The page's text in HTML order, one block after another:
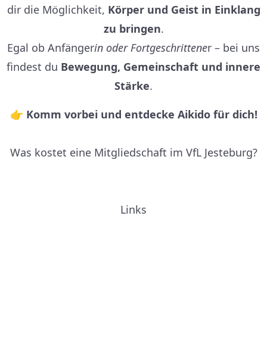
dir die Möglichkeit, Körper und Geist in Einklang
zu bringen.
Egal ob Anfängerin oder Fortgeschrittener – bei uns
findest du Bewegung, Gemeinschaft und innere
Stärke.
👉 Komm vorbei und entdecke Aikido für dich!
Was kostet eine Mitgliedschaft im VfL Jesteburg?
Links